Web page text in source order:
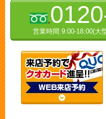
営業時間 9:00-18:00(大